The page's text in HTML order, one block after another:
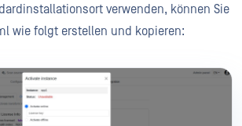
verwenden, können Sie
wie folgt erstellen und kopieren: